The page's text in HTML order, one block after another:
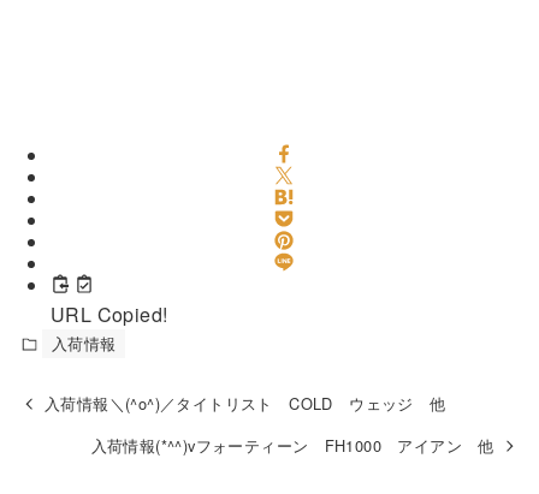
URL Copied!
入荷情報
入荷情報＼(^o^)／タイトリスト COLD ウェッジ 他
入荷情報(*^^)vフォーティーン FH1000 アイアン 他